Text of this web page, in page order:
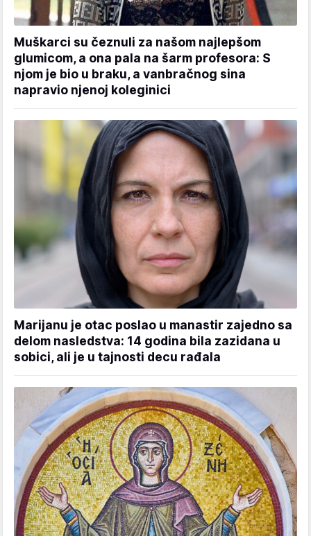
Muškarci su čeznuli za našom najlepšom
glumicom, a ona pala na šarm profesora: S
njom je bio u braku, a vanbračnog sina
napravio njenoj koleginici
Marijanu je otac poslao u manastir zajedno sa
delom nasledstva: 14 godina bila zazidana u
sobici, ali je u tajnosti decu rađala